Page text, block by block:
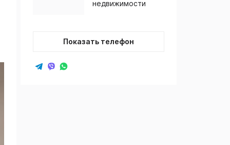
недвижимости
Показать телефон